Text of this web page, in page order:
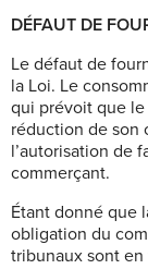
DÉFAUT DE
Le défaut de
la Loi. Le
qui prévoit que
réduction de son
l’autorisation de
commerçant.
Étant donné que
obligation du
tribunaux sont